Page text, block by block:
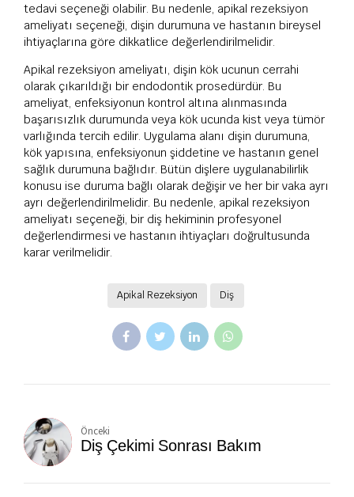
tedavi seçeneği olabilir. Bu nedenle, apikal rezeksiyon
ameliyatı seçeneği, dişin durumuna ve hastanın bireysel
ihtiyaçlarına göre dikkatlice değerlendirilmelidir.
Apikal rezeksiyon ameliyatı, dişin kök ucunun cerrahi
olarak çıkarıldığı bir endodontik prosedürdür. Bu
ameliyat, enfeksiyonun kontrol altına alınmasında
başarısızlık durumunda veya kök ucunda kist veya tümör
varlığında tercih edilir. Uygulama alanı dişin durumuna,
kök yapısına, enfeksiyonun şiddetine ve hastanın genel
sağlık durumuna bağlıdır. Bütün dişlere uygulanabilirlik
konusu ise duruma bağlı olarak değişir ve her bir vaka ayrı
ayrı değerlendirilmelidir. Bu nedenle, apikal rezeksiyon
ameliyatı seçeneği, bir diş hekiminin profesyonel
değerlendirmesi ve hastanın ihtiyaçları doğrultusunda
karar verilmelidir.
Apikal Rezeksiyon Diş
Önceki
Diş Çekimi Sonrası Bakım